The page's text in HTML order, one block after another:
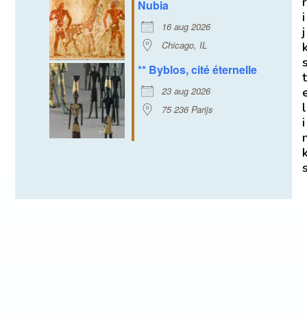
Nubia
16 aug 2026
Chicago, IL
** Byblos, cité éternelle
23 aug 2026
75 236 Parijs
i
j
t
l
i